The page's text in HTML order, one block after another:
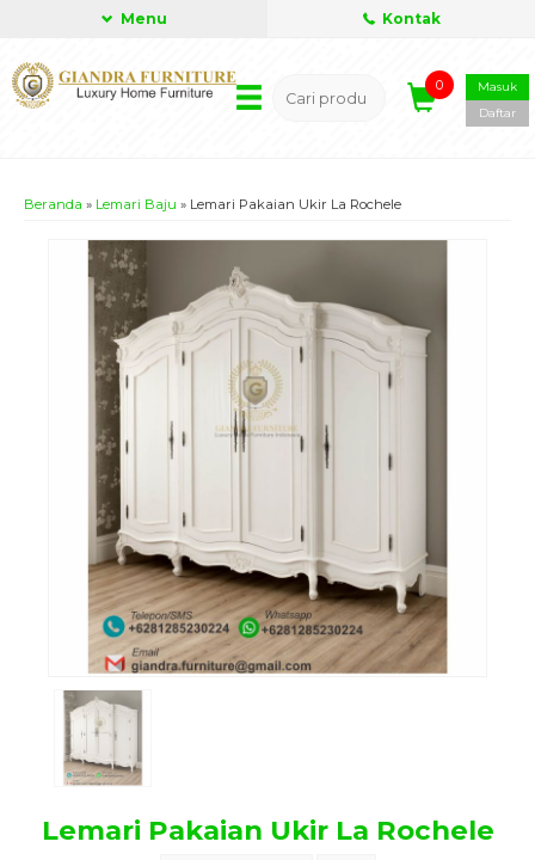
Menu Kontak
0
Masuk
Daftar
Beranda » Lemari Baju » Lemari Pakaian Ukir La Rochele
Lemari Pakaian Ukir La Rochele